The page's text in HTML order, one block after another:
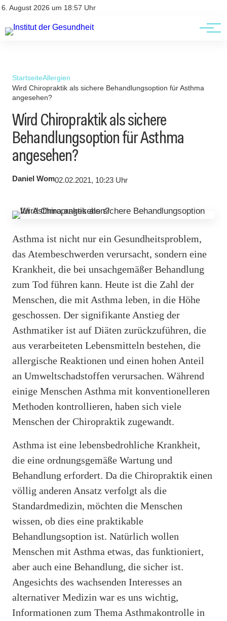
6. August 2026 um 18:57 Uhr
Kontakt
Kontakt
AGBs
StartseiteAllergien
Wird Chiropraktik als sichere Behandlungsoption für Asthma
angesehen?
Wird Chiropraktik als sichere
Behandlungsoption für Asthma
angesehen?
Daniel Wom02.02.2021, 10:23 Uhr
Asthma ist nicht nur ein Gesundheitsproblem,
das Atembeschwerden verursacht, sondern eine
Krankheit, die bei unsachgemäßer Behandlung
zum Tod führen kann. Heute ist die Zahl der
Menschen, die mit Asthma leben, in die Höhe
geschossen. Der signifikante Anstieg der
Asthmatiker ist auf Diäten zurückzuführen, die
aus verarbeiteten Lebensmitteln bestehen, die
allergische Reaktionen und einen hohen Anteil
an Umweltschadstoffen verursachen. Während
einige Menschen Asthma mit konventionelleren
Methoden kontrollieren, haben sich viele
Menschen der Chiropraktik zugewandt.
Asthma ist eine lebensbedrohliche Krankheit,
die eine ordnungsgemäße Wartung und
Behandlung erfordert. Da die Chiropraktik einen
völlig anderen Ansatz verfolgt als die
Standardmedizin, möchten die Menschen
wissen, ob dies eine praktikable
Behandlungsoption ist. Natürlich wollen
Menschen mit Asthma etwas, das funktioniert,
aber auch eine Behandlung, die sicher ist.
Angesichts des wachsenden Interesses an
alternativer Medizin war es uns wichtig,
Informationen zum Thema Asthmakontrolle in